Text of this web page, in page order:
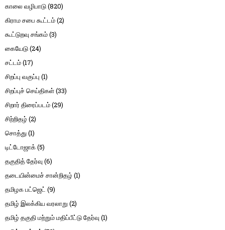
காலை வழிபாடு(820)
கிராம சபை கூட்டம்(2)
கூட்டுறவு சங்கம்(3)
கையேடு(24)
சட்டம்(17)
சிறப்பு வகுப்பு (1)
சிறப்புச் செய்திகள்(33)
சிறார் திரைப்படம்(29)
சிற்றிதழ் (2)
சொத்து(1)
டிட்டோஜாக்(5)
தகுதித் தேர்வு (6)
தடையின்மைச் சான்றிதழ் (1)
தமிழக பட்ஜெட் (9)
தமிழ் இலக்கிய வரலாறு (2)
தமிழ் தகுதி மற்றும் மதிப்பீட்டு தேர்வு (1)